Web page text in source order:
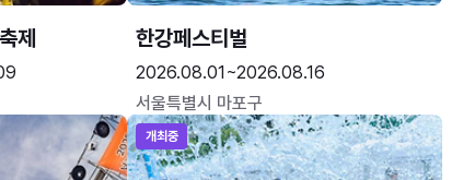
제 한강페스티벌
2026.08.01~2026.08.16
서울특별시 마포구
개최중